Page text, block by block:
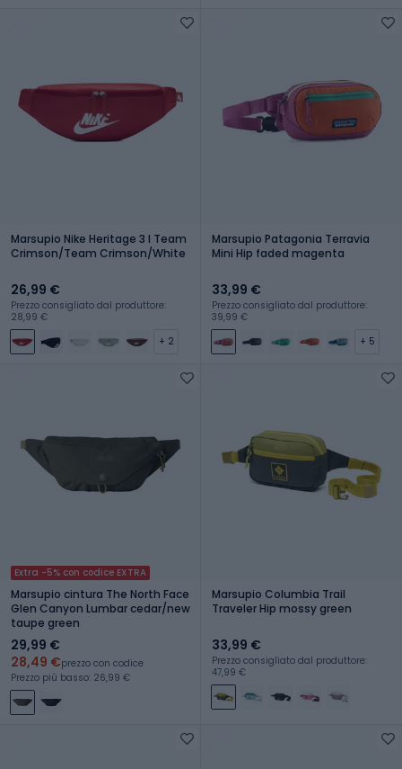
Marsupio Nike Heritage 3 l Team
Crimson/Team Crimson/White
26,99 €
Prezzo consigliato dal produttore:
28,99 €
+ 2
Marsupio Patagonia Terravia
Mini Hip faded magenta
33,99 €
Prezzo consigliato dal produttore:
39,99 €
+ 5
Extra -5% con codice EXTRA
Marsupio cintura The North Face
Glen Canyon Lumbar cedar/new
taupe green
29,99 €
28,49 €prezzo con codice
Prezzo più basso: 26,99 €
Marsupio Columbia Trail
Traveler Hip mossy green
33,99 €
Prezzo consigliato dal produttore:
47,99 €